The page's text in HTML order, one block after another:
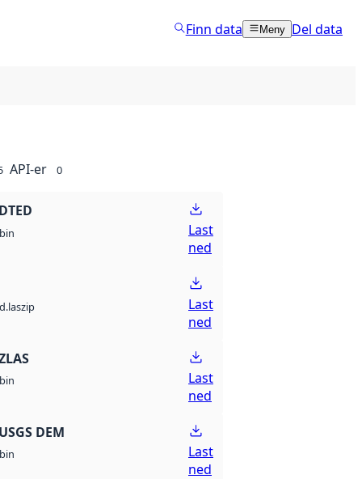
Finn data Meny Del data
API-er 0
bin
Last
ned
Last
ned
bin
Last
ned
DEM
bin
Last
ned